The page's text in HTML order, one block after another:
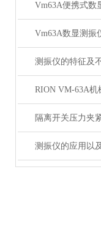
测振仪的特征及